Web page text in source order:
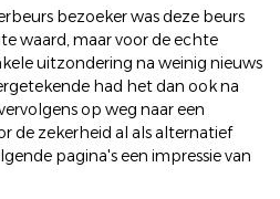
bezoeker was deze beurs
waard, maar voor de echte
uitzondering na weinig nieuws
had het dan ook na
op weg naar een
de zekerheid al als alternatief
pagina's een impressie van